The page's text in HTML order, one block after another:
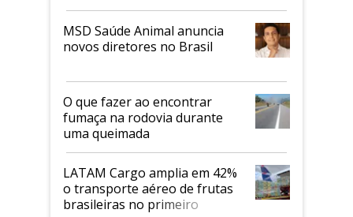
MSD Saúde Animal anuncia
novos diretores no Brasil
O que fazer ao encontrar
fumaça na rodovia durante
uma queimada
LATAM Cargo amplia em 42%
o transporte aéreo de frutas
brasileiras no primeiro